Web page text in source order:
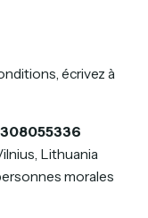
écrivez à
308055336
Lithuania
morales